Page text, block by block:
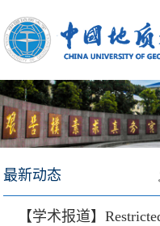
最新动态
【学术报道】